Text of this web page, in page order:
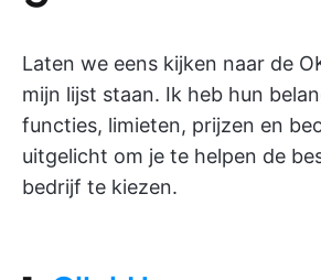
Laten we eens kijken naar de
mijn lijst staan. Ik heb hun
functies, limieten, prijzen en
uitgelicht om je te helpen de
bedrijf te kiezen.